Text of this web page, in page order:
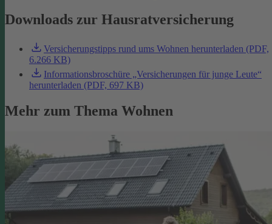
Downloads zur Hausratversicherung
Versicherungstipps rund ums Wohnen herunterladen (PDF,
6.266 KB)
Informationsbroschüre „Versicherungen für junge Leute“
herunterladen (PDF, 697 KB)
Mehr zum Thema Wohnen